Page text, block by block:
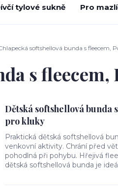
tylové sukně Pro
softshellová bunda s fleecem,
s fleecem,
Dětská softshellová bunda
pro kluky
Praktická dětská softshellová
venkovní aktivity. Chrání před
pohodlná při pohybu. Hřejivá
dětská softshellová bunda je